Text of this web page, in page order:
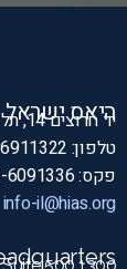
היאס ישראל
יד חרוצים 14, תל אביב 6770007
טלפון: 03-6911322
פקס: 03-6091336
info-il@hias.org